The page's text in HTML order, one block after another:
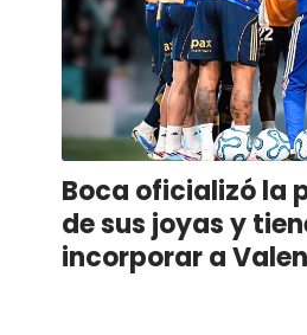
Boca oficializó la
de sus joyas y
incorporar a